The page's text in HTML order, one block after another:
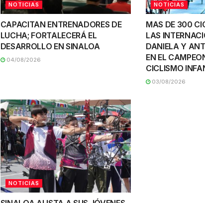
NOTICIAS
CAPACITAN ENTRENADORES DE
LUCHA; FORTALECERÁ EL
DESARROLLO EN SINALOA
04/08/2026
NOTICIAS
MAS DE 300
LAS
DANIELA Y
EN EL
CICLISMO
03/08/2026
NOTICIAS